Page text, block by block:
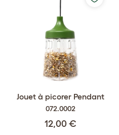
Jouet à picorer Pendant
072.0002
12,00 €